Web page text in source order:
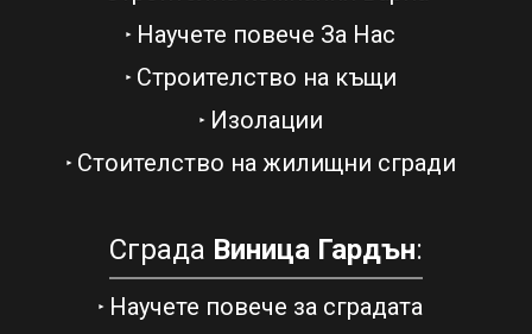
Научете повече За Нас
Строителство на къщи
Изолации
Стоителство на жилищни сгради
Сграда Виница Гардън:
Научете повече за сградата